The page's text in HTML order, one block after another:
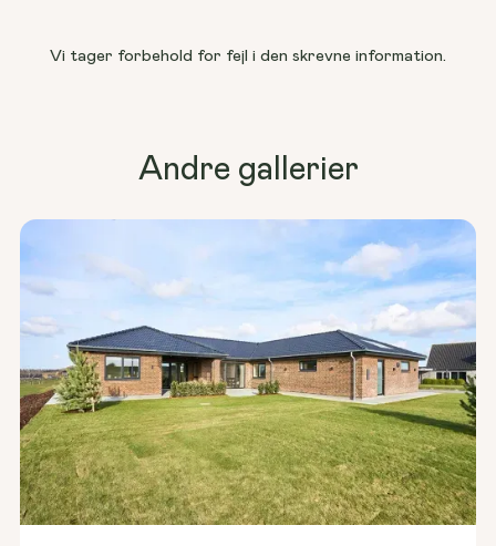
Vi tager forbehold for fejl i den skrevne information.
Andre gallerier